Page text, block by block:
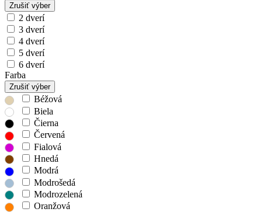
Zrušiť výber
2 dverí
3 dverí
4 dverí
5 dverí
6 dverí
Farba
Zrušiť výber
Béžová
Biela
Čierna
Červená
Fialová
Hnedá
Modrá
Modrošedá
Modrozelená
Oranžová